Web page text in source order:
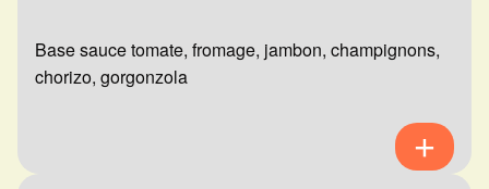
Base sauce tomate, fromage, jambon, champignons,
chorizo, gorgonzola